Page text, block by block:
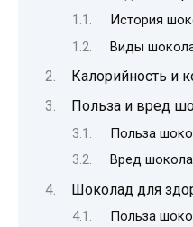
История
Виды
Калорийность и
Польза и вред
Польза
Вред
Шоколад для
Польза